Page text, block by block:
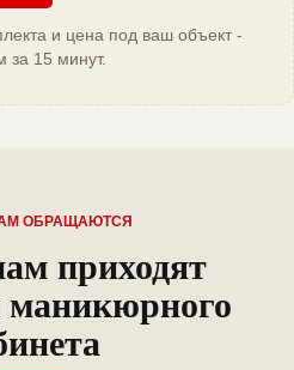
и цена под ваш объект -
за 15 минут.
ОБРАЩАЮТСЯ
приходят